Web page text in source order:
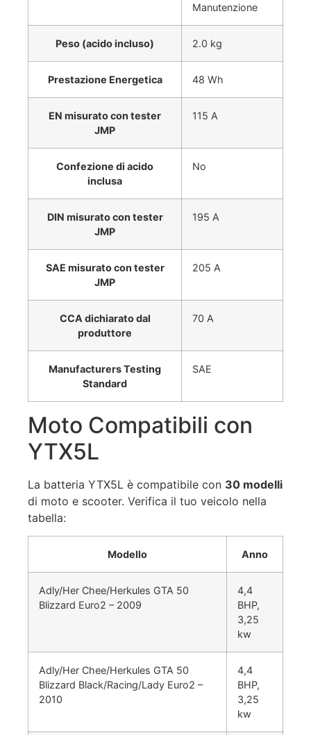
Manutenzione
Peso (acido incluso) 2.0 kg
Prestazione Energetica 48 Wh
EN misurato con tester
JMP
115 A
Confezione di acido
inclusa
No
DIN misurato con tester
JMP
195 A
SAE misurato con tester
JMP
205 A
CCA dichiarato dal
produttore
70 A
Manufacturers Testing
Standard
SAE
Moto Compatibili con
YTX5L
La batteria YTX5L è compatibile con 30 modelli
di moto e scooter. Verifica il tuo veicolo nella
tabella:
Modello Anno
Adly/Her Chee/Herkules GTA 50
Blizzard Euro2 – 2009
4,4
BHP,
3,25
kw
Adly/Her Chee/Herkules GTA 50
Blizzard Black/Racing/Lady Euro2 –
2010
4,4
BHP,
3,25
kw